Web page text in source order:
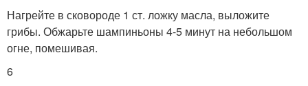
Нагрейте в сковороде 1 ст. ложку масла, выложите
грибы. Обжарьте шампиньоны 4-5 минут на небольшом
огне, помешивая.
6